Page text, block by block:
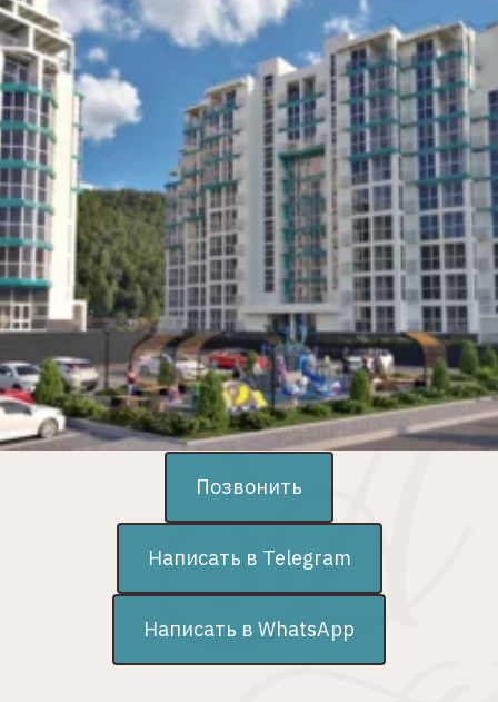
Позвонить
Написать в Telegram
Написать в WhatsApp